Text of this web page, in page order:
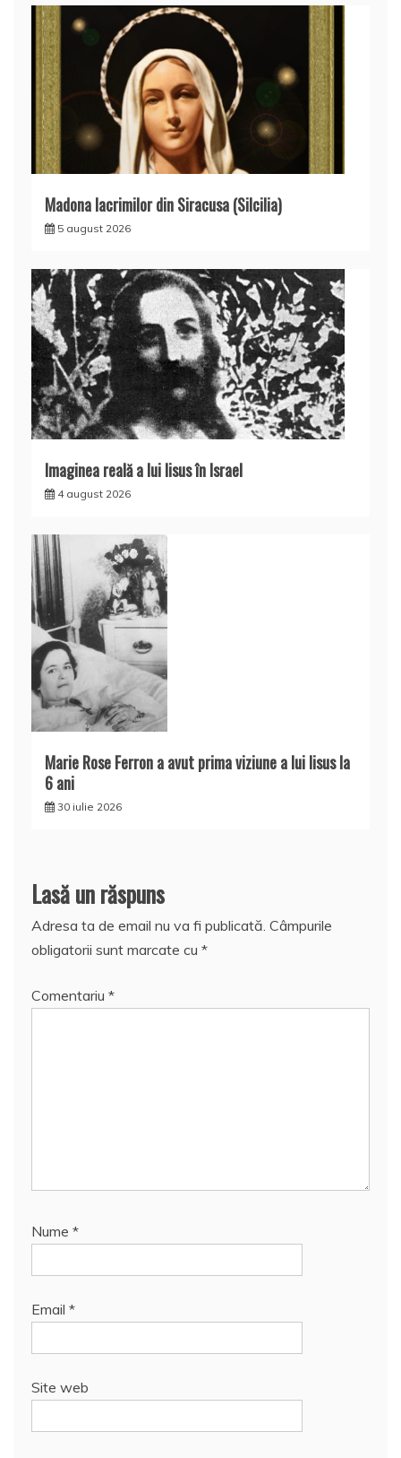
Madona lacrimilor din Siracusa (Silcilia)
5 august 2026
Imaginea reală a lui Iisus în Israel
4 august 2026
Marie Rose Ferron a avut prima viziune a lui Iisus la
6 ani
30 iulie 2026
Lasă un răspuns
Adresa ta de email nu va fi publicată. Câmpurile
obligatorii sunt marcate cu *
Comentariu *
Nume *
Email *
Site web